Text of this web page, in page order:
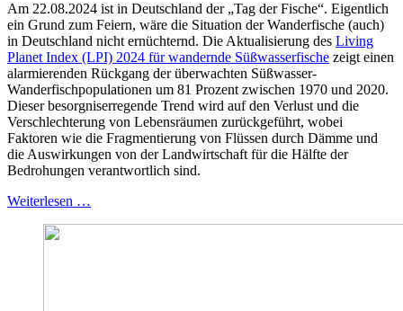
Am 22.08.2024 ist in Deutschland der „Tag der Fische“. Eigentlich
ein Grund zum Feiern, wäre die Situation der Wanderfische (auch)
in Deutschland nicht ernüchternd. Die Aktualisierung des Living
Planet Index (LPI) 2024 für wandernde Süßwasserfische zeigt einen
alarmierenden Rückgang der überwachten Süßwasser-
Wanderfischpopulationen um 81 Prozent zwischen 1970 und 2020.
Dieser besorgniserregende Trend wird auf den Verlust und die
Verschlechterung von Lebensräumen zurückgeführt, wobei
Faktoren wie die Fragmentierung von Flüssen durch Dämme und
die Auswirkungen von der Landwirtschaft für die Hälfte der
Bedrohungen verantwortlich sind.
Weiterlesen …